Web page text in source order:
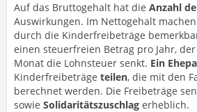
Auf das Bruttogehalt hat die Anzahl
Auswirkungen. Im Nettogehalt
durch die Kinderfreibeträge
einen steuerfreien Betrag pro Jahr,
Monat die Lohnsteuer senkt. Ein
Kinderfreibeträge teilen, die mit den
berechnet werden. Die Freibeträge
sowie Solidaritätszuschlag erheblich.